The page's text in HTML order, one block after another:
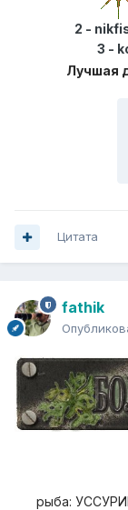
2 -
3 -
Лучшая
Цитата
fathik
рыба: